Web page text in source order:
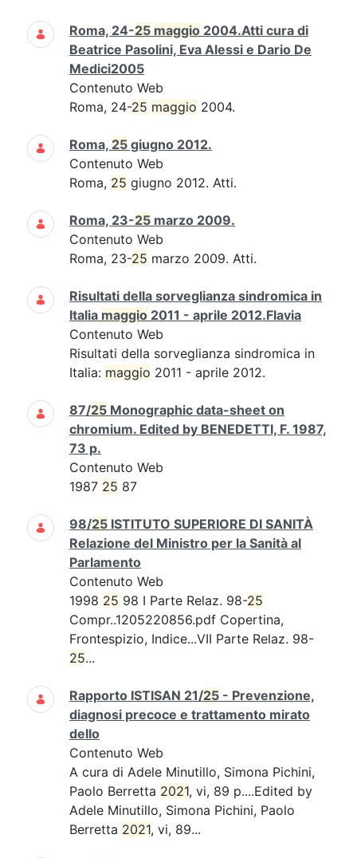
Ricerca
Roma, 24-25 maggio 2004.Atti cura di
Beatrice Pasolini, Eva Alessi e Dario De
Medici2005
Contenuto Web
Roma, 24-25 maggio 2004.
Roma, 25 giugno 2012.
Contenuto Web
Roma, 25 giugno 2012. Atti.
Roma, 23-25 marzo 2009.
Contenuto Web
Roma, 23-25 marzo 2009. Atti.
Risultati della sorveglianza sindromica in
Italia maggio 2011 - aprile 2012.Flavia
Contenuto Web
Risultati della sorveglianza sindromica in
Italia: maggio 2011 - aprile 2012.
87/25 Monographic data-sheet on
chromium. Edited by BENEDETTI, F. 1987,
73 p.
Contenuto Web
1987 25 87
98/25 ISTITUTO SUPERIORE DI SANITÀ
Relazione del Ministro per la Sanità al
Parlamento
Contenuto Web
1998 25 98 I Parte Relaz. 98-25
Compr..1205220856.pdf Copertina,
Frontespizio, Indice...VII Parte Relaz. 98-
25...
Rapporto ISTISAN 21/25 - Prevenzione,
diagnosi precoce e trattamento mirato
dello
Contenuto Web
A cura di Adele Minutillo, Simona Pichini,
Paolo Berretta 2021, vi, 89 p....Edited by
Adele Minutillo, Simona Pichini, Paolo
Berretta 2021, vi, 89...